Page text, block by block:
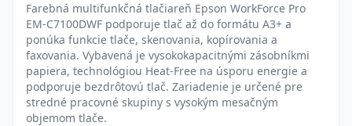
Farebná multifunkčná tlačiareň Epson WorkForce Pro
EM-C7100DWF podporuje tlač až do formátu A3+ a
ponúka funkcie tlače, skenovania, kopírovania a
faxovania. Vybavená je vysokokapacitnými zásobníkmi
papiera, technológiou Heat-Free na úsporu energie a
podporuje bezdrôtovú tlač. Zariadenie je určené pre
stredné pracovné skupiny s vysokým mesačným
objemom tlače.